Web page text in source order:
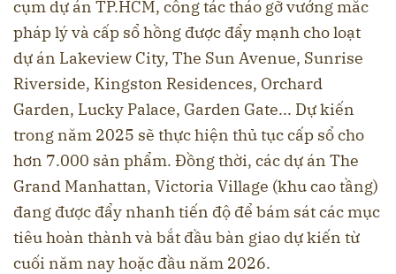
cụm dự án TP.HCM, công tác tháo gỡ vướng mắc
pháp lý và cấp sổ hồng được đẩy mạnh cho loạt
dự án Lakeview City, The Sun Avenue, Sunrise
Riverside, Kingston Residences, Orchard
Garden, Lucky Palace, Garden Gate... Dự kiến
trong năm 2025 sẽ thực hiện thủ tục cấp sổ cho
hơn 7.000 sản phẩm. Đồng thời, các dự án The
Grand Manhattan, Victoria Village (khu cao tầng)
đang được đẩy nhanh tiến độ để bám sát các mục
tiêu hoàn thành và bắt đầu bàn giao dự kiến từ
cuối năm nay hoặc đầu năm 2026.